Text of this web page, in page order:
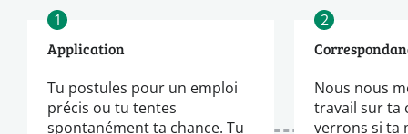
1
Application
Tu postules pour un emploi
précis ou tu tentes
spontanément ta chance. Tu
2
Nous nous
travail sur ta
verrons si ta